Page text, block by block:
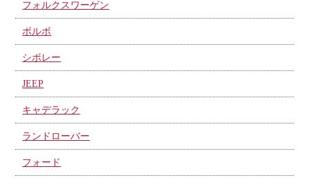
フォルクスワーゲン
ボルボ
シボレー
JEEP
キャデラック
ランドローバー
フォード